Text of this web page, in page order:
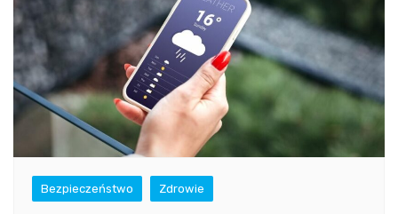
Bezpieczeństwo Zdrowie